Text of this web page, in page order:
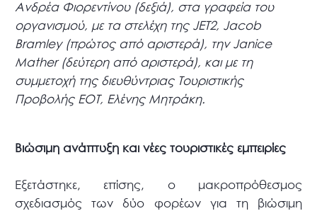
Ανδρέα Φιορεντίνου (δεξιά), στα γραφεία του
οργανισμού, με τα στελέχη της JET2, Jacob
Bramley (πρώτος από αριστερά), την Janice
Mather (δεύτερη από αριστερά), και με τη
συμμετοχή της διευθύντριας Τουριστικής
Προβολής ΕΟΤ, Ελένης Μητράκη.
Βιώσιμη ανάπτυξη και νέες τουριστικές εμπειρίες
Εξετάστηκε, επίσης, ο μακροπρόθεσμος
σχεδιασμός των δύο φορέων για τη βιώσιμη